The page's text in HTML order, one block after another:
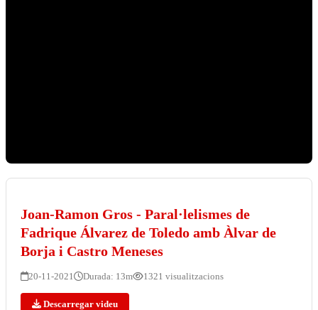
Joan-Ramon Gros - Paral·lelismes de
Fadrique Álvarez de Toledo amb Àlvar de
Borja i Castro Meneses
20-11-2021 Durada: 13m 1321 visualitzacions
Descarregar videu